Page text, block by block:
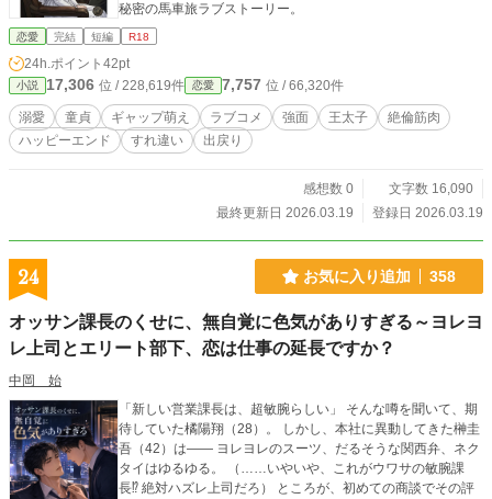
秘密の馬車旅ラブストーリー。
恋愛 完結 短編 R18
24h.ポイント 42pt
小説 17,306 位 / 228,619件 恋愛 7,757 位 / 66,320件
溺愛 童貞 ギャップ萌え ラブコメ 強面 王太子
絶倫筋肉
ハッピーエンド
すれ違い 出戻り
感想数 0
文字数 16,090
最終更新日 2026.03.19
登録日 2026.03.19
24 お気に入り追加 358
オッサン課長のくせに、無自覚に色気がありすぎる～ヨレヨ
レ上司とエリート部下、恋は仕事の延長ですか？
中岡 始
「新しい営業課長は、超敏腕らしい」 そんな噂を聞いて、期
待していた橘陽翔（28）。 しかし、本社に異動してきた榊圭
吾（42）は―― ヨレヨレのスーツ、だるそうな関西弁、ネク
タイはゆるゆる。 （……いやいや、これがウワサの敏腕課
長⁉ 絶対ハズレ上司だろ） ところが、初めての商談でその評